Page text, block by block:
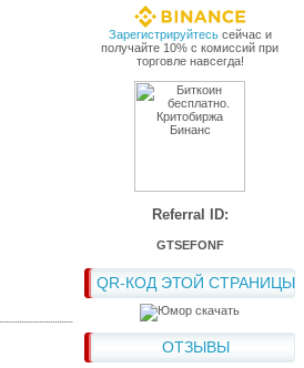
Зарегистрируйтесьсейчас и
получайте 10% с комиссий при
торговле навсегда!
Referral ID:
GTSEFONF
QR-КОД ЭТОЙ СТРАНИЦЫ
ОТЗЫВЫ